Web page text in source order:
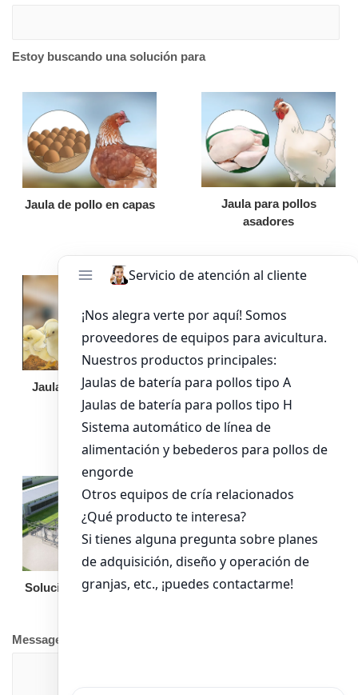
Estoy buscando una solución para
Jaula de pollo en capas
Jaula para pollos
asadores
Jaula de pollo pollita
Bandeja de
alimentación para
pollos de engorde
Solución llave en mano Otro equipo
Message